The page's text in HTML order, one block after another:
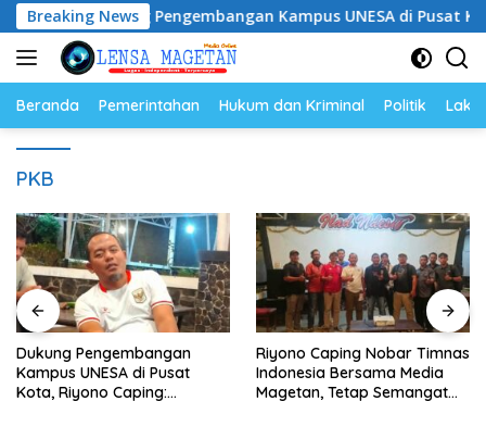
Langsung
ke
konten
Breaking News
Dukung Pengembangan Kampus UNESA di Pusat Kota,
Beranda Pemerintahan Hukum dan Kriminal Politik
PKB
Dukung Pengembangan
Kampus UNESA di Pusat
Kota, Riyono Caping:
Riyono Caping Nobar Timnas
Indonesia Bersama Media
Magetan, Tetap Semangat